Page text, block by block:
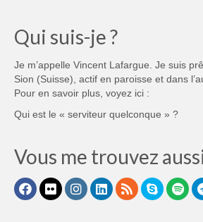
Qui suis-je ?
Je m’appelle Vincent Lafargue. Je suis
Sion (Suisse), actif en paroisse et dans
Pour en savoir plus, voyez ici :
Qui est le « serviteur quelconque » ?
Vous me trouvez